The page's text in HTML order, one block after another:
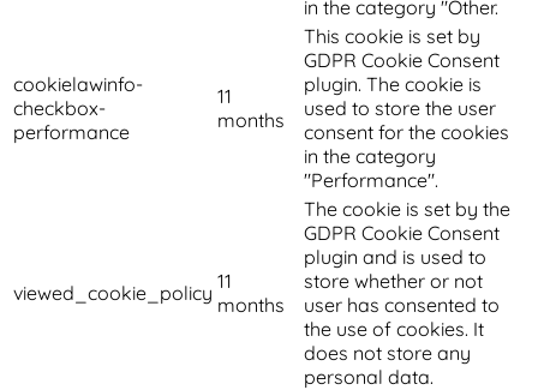
in the category "Other.
cookielawinfo-
checkbox-
performance
11
months
This cookie is set by
GDPR Cookie Consent
plugin. The cookie is
used to store the user
consent for the cookies
in the category
"Performance".
viewed_cookie_policy 11
months
The cookie is set by the
GDPR Cookie Consent
plugin and is used to
store whether or not
user has consented to
the use of cookies. It
does not store any
personal data.